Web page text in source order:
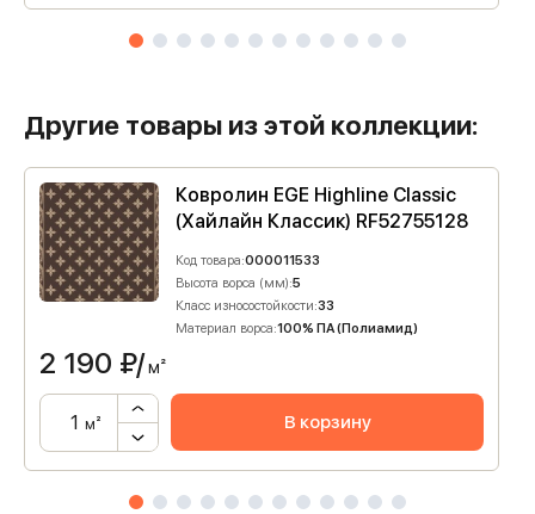
Другие товары из этой коллекции:
Ковролин EGE Highline Classic
(Хайлайн Классик) RF52755128
Код товара:000011533
Высота ворса (мм):5
Класс износостойкости:33
Материал ворса:100% ПА (Полиамид)
2 190 ₽/м²
м² В корзину